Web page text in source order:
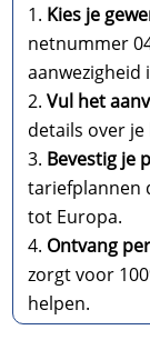
Kies je
netnummer
aanwezigheid
Vul het
details over
Bevestig je
tariefplannen
tot Europa.
Ontvang
zorgt voor
helpen.